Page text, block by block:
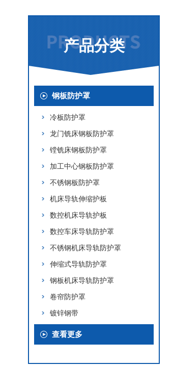
产品分类
钢板防护罩
冷板防护罩
龙门铣床钢板防护罩
镗铣床钢板防护罩
加工中心钢板防护罩
不锈钢板防护罩
机床导轨伸缩护板
数控机床导轨护板
数控车床导轨防护罩
不锈钢机床导轨防护罩
伸缩式导轨防护罩
钢板机床导轨防护罩
卷帘防护罩
镀锌钢带
查看更多